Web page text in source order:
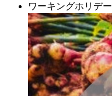
ワーキングホリデー